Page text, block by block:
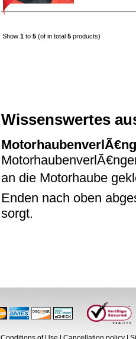
Show 1 to 5 (of in total 5 products)
Wissenswertes
an die Motorhaube
Enden nach oben
sorgt.